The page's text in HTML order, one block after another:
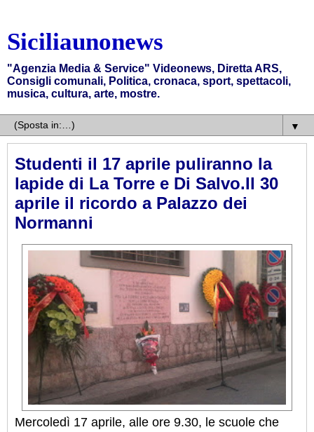
Siciliaunonews
"Agenzia Media & Service" Videonews, Diretta ARS,
Consigli comunali, Politica, cronaca, sport, spettacoli,
musica, cultura, arte, mostre.
▼
Studenti il 17 aprile puliranno la
lapide di La Torre e Di Salvo.Il 30
aprile il ricordo a Palazzo dei
Normanni
Mercoledì 17 aprile, alle ore 9.30, le scuole che